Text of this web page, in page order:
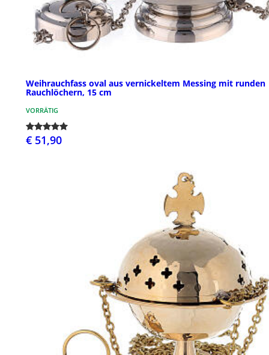
Weihrauchfass oval aus vernickeltem Messing mit runden
Rauchlöchern, 15 cm
VORRÄTIG
€ 51,90